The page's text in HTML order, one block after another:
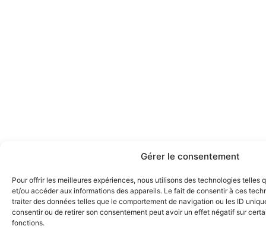
Gérer le consentement
Pour offrir les meilleures expériences, nous utilisons des technologies telles
et/ou accéder aux informations des appareils. Le fait de consentir à ces
traiter des données telles que le comportement de navigation ou les ID
consentir ou de retirer son consentement peut avoir un effet négatif sur
fonctions.